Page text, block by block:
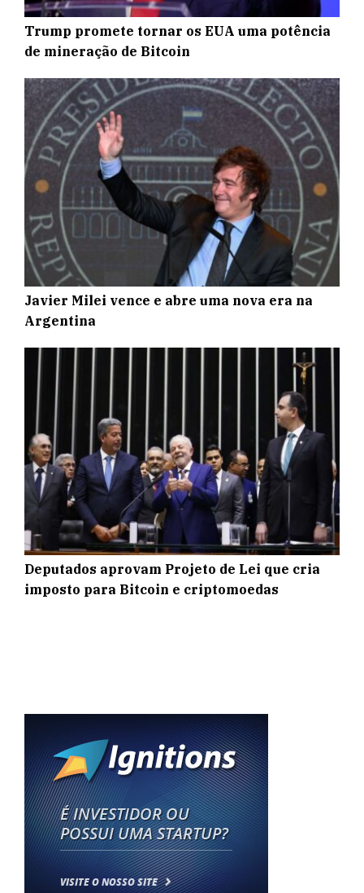
Trump promete tornar os EUA uma potência
de mineração de Bitcoin
Javier Milei vence e abre uma nova era na
Argentina
Deputados aprovam Projeto de Lei que cria
imposto para Bitcoin e criptomoedas